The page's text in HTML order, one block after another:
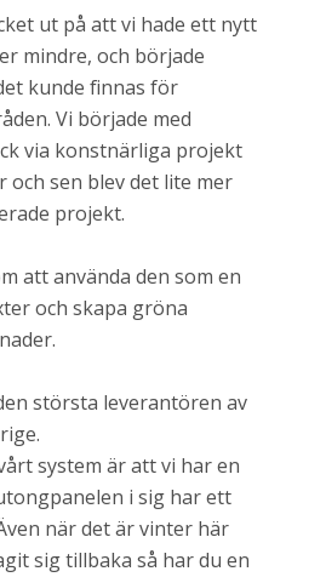
ut på att vi hade ett nytt
mindre, och började
kunde finnas för
Vi började med
via konstnärliga projekt
och sen blev det lite mer
projekt.
att använda den som en
och skapa gröna
största leverantören av
system är att vi har en
i sig har ett
när det är vinter här
sig tillbaka så har du en